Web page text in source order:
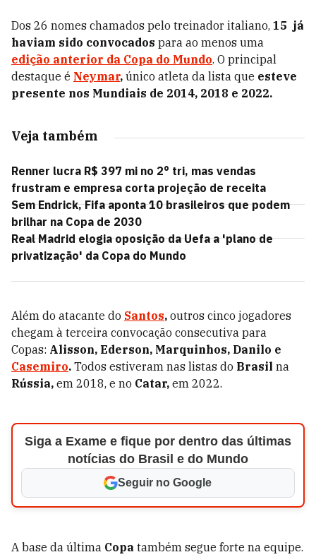
Dos 26 nomes chamados pelo treinador italiano, 15 já
haviam sido convocados para ao menos uma
edição anterior da Copa do Mundo. O principal
destaque é Neymar, único atleta da lista que esteve
presente nos Mundiais de 2014, 2018 e 2022.
Veja também
Renner lucra R$ 397 mi no 2° tri, mas vendas
frustram e empresa corta projeção de receita
Sem Endrick, Fifa aponta 10 brasileiros que podem
brilhar na Copa de 2030
Real Madrid elogia oposição da Uefa a 'plano de
privatização' da Copa do Mundo
Além do atacante do Santos, outros cinco jogadores
chegam à terceira convocação consecutiva para
Copas: Alisson, Ederson, Marquinhos, Danilo e
Casemiro. Todos estiveram nas listas do Brasil na
Rússia, em 2018, e no Catar, em 2022.
Siga a Exame e fique por dentro das últimas
notícias do Brasil e do Mundo
Seguir no Google
A base da última Copa também segue forte na equipe.